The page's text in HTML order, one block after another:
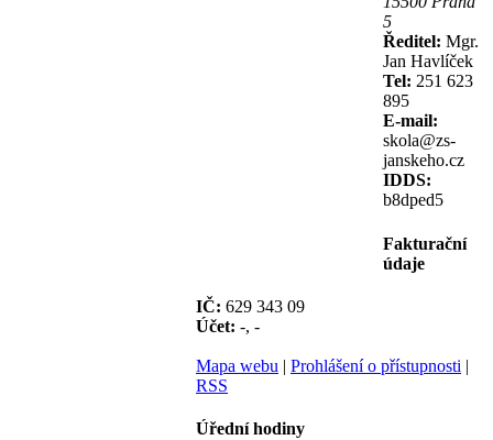
5
Ředitel: Mgr.
Jan Havlíček
Tel: 251 623
895
E-mail:
skola@zs-
janskeho.cz
IDDS:
b8dped5
Fakturační
údaje
IČ: 629 343 09
Účet: -, -
Mapa webu | Prohlášení o přístupnosti |
RSS
Úřední hodiny